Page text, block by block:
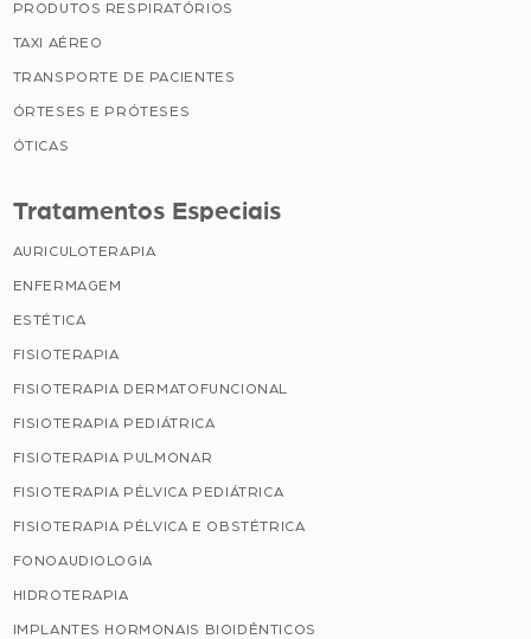
PRODUTOS RESPIRATÓRIOS
TAXI AÉREO
TRANSPORTE DE PACIENTES
ÓRTESES E PRÓTESES
ÓTICAS
Tratamentos Especiais
AURICULOTERAPIA
ENFERMAGEM
ESTÉTICA
FISIOTERAPIA
FISIOTERAPIA DERMATOFUNCIONAL
FISIOTERAPIA PEDIÁTRICA
FISIOTERAPIA PULMONAR
FISIOTERAPIA PÉLVICA PEDIÁTRICA
FISIOTERAPIA PÉLVICA E OBSTÉTRICA
FONOAUDIOLOGIA
HIDROTERAPIA
IMPLANTES HORMONAIS BIOIDÊNTICOS